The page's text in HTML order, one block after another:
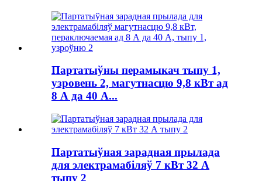
Партатыўны перамыкач тыпу 1,
узровень 2, магутнасцю 9,8 кВт ад
8 А да 40 А...
Партатыўная зарадная прылада
для электрамабіляў 7 кВт 32 А
тыпу 2